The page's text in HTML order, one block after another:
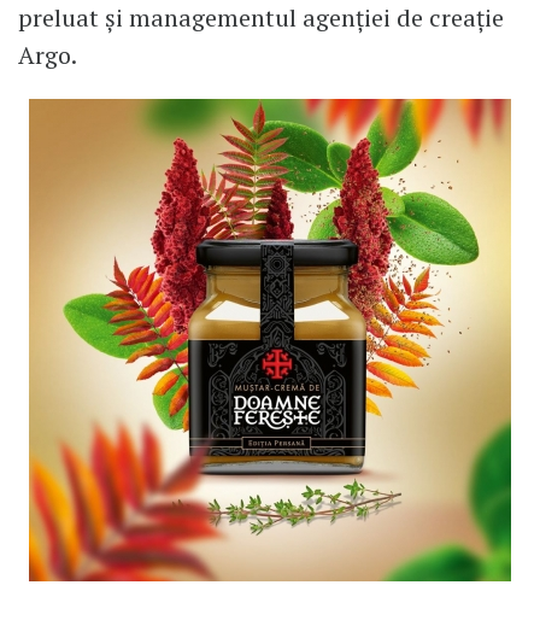
preluat și managementul agenției de creație
Argo.